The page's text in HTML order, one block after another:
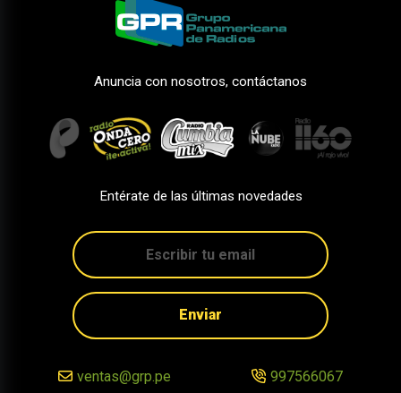
Anuncia con nosotros, contáctanos
Entérate de las últimas novedades
Enviar
ventas@grp.pe 997566067